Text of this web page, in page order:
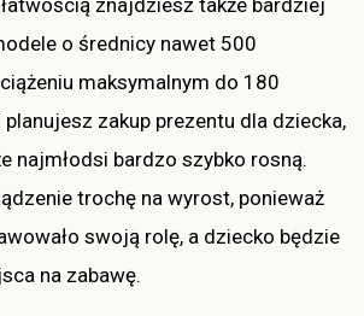
znajdziesz także bardziej
o średnicy nawet 500
maksymalnym do 180
zakup prezentu dla dziecka,
najmłodsi bardzo szybko rosną.
trochę na wyrost, ponieważ
swoją rolę, a dziecko będzie
na zabawę.